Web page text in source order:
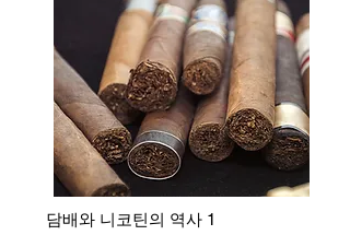
담배와 니코틴의 역사 1